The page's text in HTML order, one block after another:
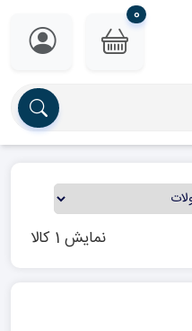
0
نمایش 1 کالا